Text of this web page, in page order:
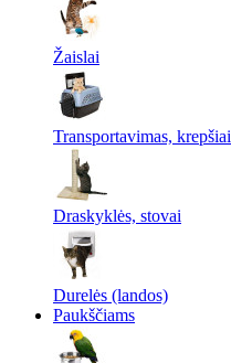
Žaislai
Transportavimas, krepšiai
Draskyklės, stovai
Durelės (landos)
Paukščiams